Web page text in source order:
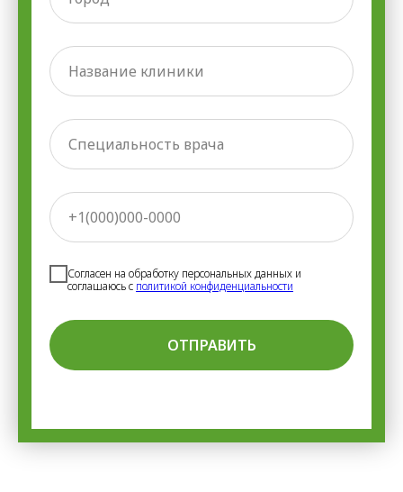
Согласен на обработку персональных данных и
соглашаюсь с политикой конфиденциальности
ОТПРАВИТЬ